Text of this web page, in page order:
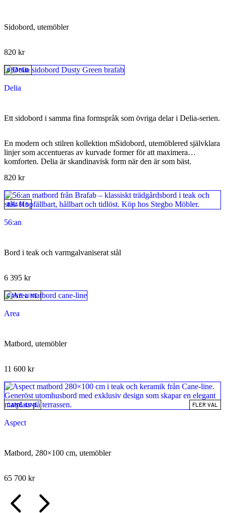
Sidobord, utemöbler
820 kr
BRAFAB
Delia
Ett sidobord i samma fina formspråk som övriga delar i Delia-serien.
En modern och stilren kollektion mSidobord, utemöblered självklara
linjer som accentueras av kurvade former för att maximera
komforten. Delia är skandinavisk form när den är som bäst.
820 kr
BRAFAB
56:an
Bord i teak och varmgalvaniserat stål
6 395 kr
CANE-LINE
Area
Matbord, utemöbler
11 600 kr
CANE-LINE FLER VAL
Aspect
Matbord, 280×100 cm, utemöbler
65 700 kr